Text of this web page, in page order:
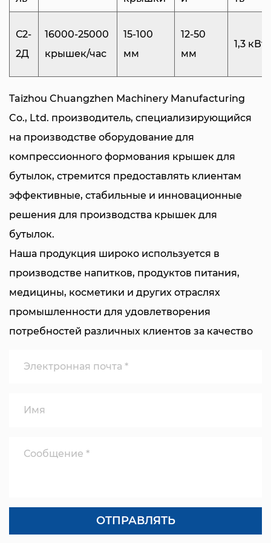
крышек от 12 до 50 мм. Такая универсальность
обеспечивает совместимость с широким
Технические характеристики
Машина имеет общую потребляемую мощность
1,3 кВт и работает при стандартном напряжении
220 В, 50–60 Гц. Она рассчитана на эффективную
и надежную работу. Компактные размеры
(2100x880x1700 мм) и управляемый вес 510 кг
делают его пригодным для интеграции в
различные производственные среды без
ущерба для функциональности и пространства.
Ключевые особенности
Инновационный механизм складывания
машине используется усовершенствованный
механизм складывания, специально
складывание и запечатывание, сохраняя
Высокоскоростная работа
ущерба для точности и качества. Эта
С2-
2Д
16000-25000
крышек/час
15-100
мм
12-50
мм
1,3 кВт
Taizhou Chuangzhen Machinery Manufacturing
Co., Ltd. производитель, специализирующийся
на производстве оборудование для
компрессионного формования крышек для
бутылок, стремится предоставлять клиентам
эффективные, стабильные и инновационные
решения для производства крышек для
бутылок.
Наша продукция широко используется в
производстве напитков, продуктов питания,
медицины, косметики и других отраслях
промышленности для удовлетворения
потребностей различных клиентов за качество
производства. У нас есть опытная техническая
совершенствует технологию компрессионного
оборудование находится на передовой позиции
оборудование оснащено передовыми
системами управления, просто в эксплуатации,